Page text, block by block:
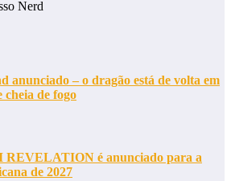
Nerd
anunciado – o dragão está de volta em
de fogo
é anunciado para a
de 2027